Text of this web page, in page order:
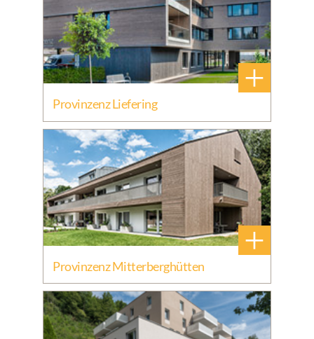
+
Provinzenz Liefering
+
Provinzenz Mitterberghütten